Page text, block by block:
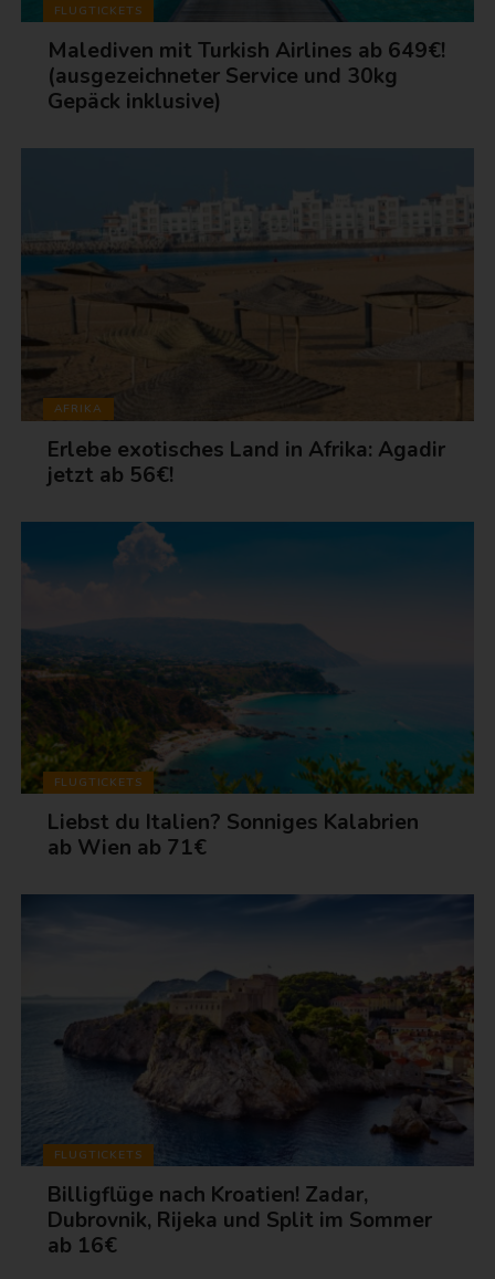
FLUGTICKETS
Malediven mit Turkish Airlines ab 649€!
(ausgezeichneter Service und 30kg
Gepäck inklusive)
AFRIKA
Erlebe exotisches Land in Afrika: Agadir
jetzt ab 56€!
FLUGTICKETS
Liebst du Italien? Sonniges Kalabrien
ab Wien ab 71€
FLUGTICKETS
Billigflüge nach Kroatien! Zadar,
Dubrovnik, Rijeka und Split im Sommer
ab 16€